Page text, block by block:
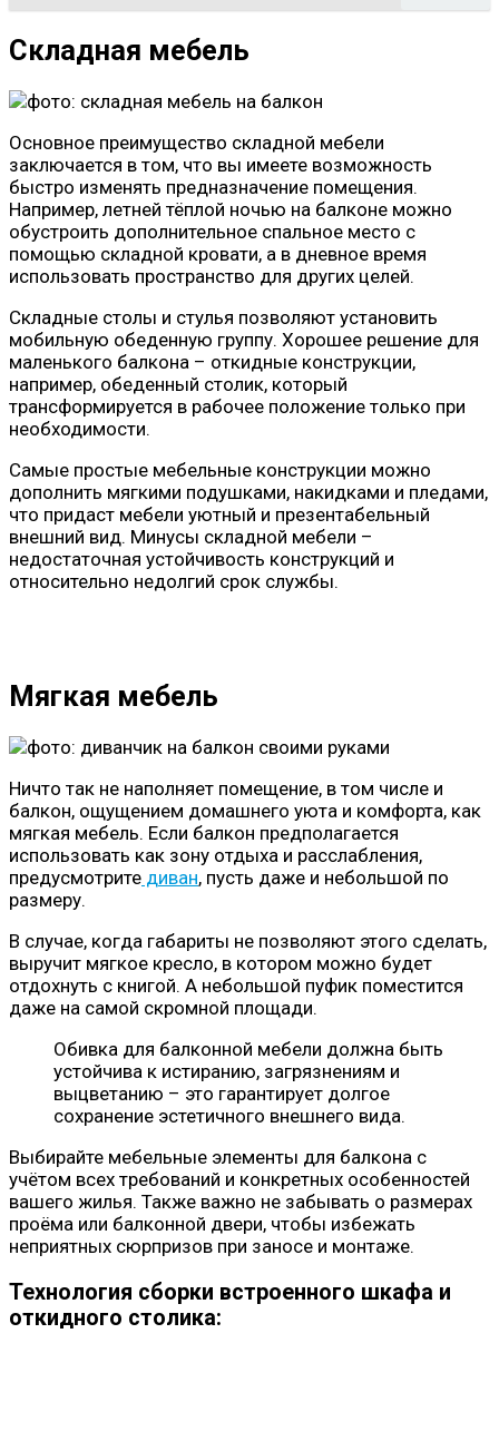
Складная мебель
Основное преимущество складной мебели
заключается в том, что вы имеете возможность
быстро изменять предназначение помещения.
Например, летней тёплой ночью на балконе можно
обустроить дополнительное спальное место с
помощью складной кровати, а в дневное время
использовать пространство для других целей.
Складные столы и стулья позволяют установить
мобильную обеденную группу. Хорошее решение для
маленького балкона – откидные конструкции,
например, обеденный столик, который
трансформируется в рабочее положение только при
необходимости.
Самые простые мебельные конструкции можно
дополнить мягкими подушками, накидками и пледами,
что придаст мебели уютный и презентабельный
внешний вид. Минусы складной мебели –
недостаточная устойчивость конструкций и
относительно недолгий срок службы.
Мягкая мебель
Ничто так не наполняет помещение, в том числе и
балкон, ощущением домашнего уюта и комфорта, как
мягкая мебель. Если балкон предполагается
использовать как зону отдыха и расслабления,
предусмотрите диван, пусть даже и небольшой по
размеру.
В случае, когда габариты не позволяют этого сделать,
выручит мягкое кресло, в котором можно будет
отдохнуть с книгой. А небольшой пуфик поместится
даже на самой скромной площади.
Обивка для балконной мебели должна быть
устойчива к истиранию, загрязнениям и
выцветанию – это гарантирует долгое
сохранение эстетичного внешнего вида.
Выбирайте мебельные элементы для балкона с
учётом всех требований и конкретных особенностей
вашего жилья. Также важно не забывать о размерах
проёма или балконной двери, чтобы избежать
неприятных сюрпризов при заносе и монтаже.
Технология сборки встроенного шкафа и
откидного столика: